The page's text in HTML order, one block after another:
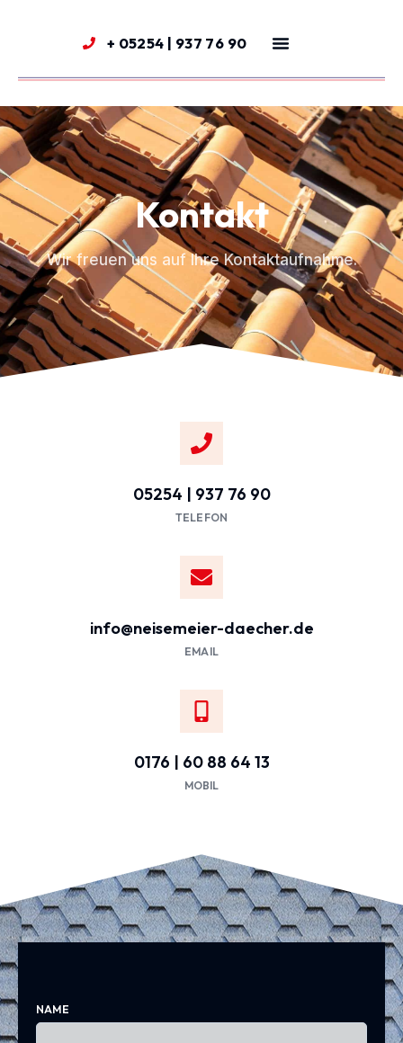
+ 05254 | 937 76 90
Kontakt
Wir freuen uns auf Ihre Kontaktaufnahme.
05254 | 937 76 90
TELEFON
info@neisemeier-daecher.de
EMAIL
0176 | 60 88 64 13
MOBIL
NAME